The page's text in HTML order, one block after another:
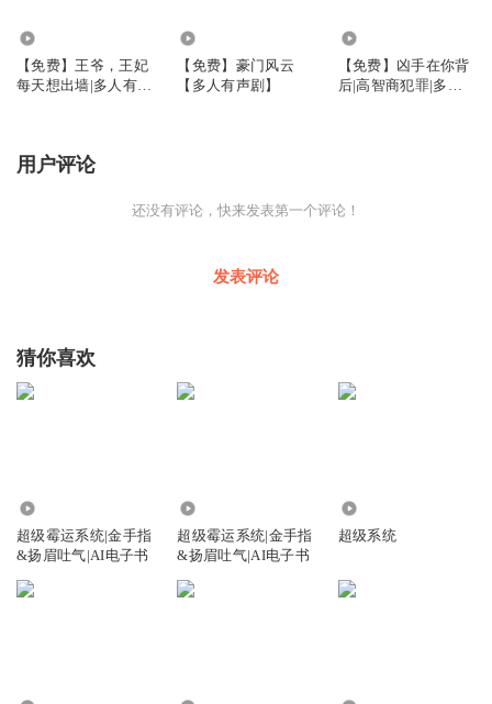
【免费】王爷，王妃
每天想出墙|多人有声
【免费】豪门风云
【多人有声剧】
【免费】凶手在你背
后|高智商犯罪|多人
用户评论
还没有评论，快来发表第一个评论！
发表评论
猜你喜欢
超级霉运系统|金手指
&扬眉吐气|AI电子书
超级霉运系统|金手指
&扬眉吐气|AI电子书
超级系统